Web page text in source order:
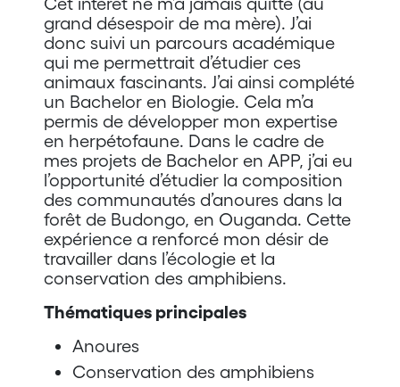
grand désespoir de ma mère). J’ai
donc suivi un parcours académique
qui me permettrait d’étudier ces
animaux fascinants. J’ai ainsi complété
un Bachelor en Biologie. Cela m’a
permis de développer mon expertise
en herpétofaune. Dans le cadre de
mes projets de Bachelor en APP, j’ai eu
l’opportunité d’étudier la composition
des communautés d’anoures dans la
forêt de Budongo, en Ouganda. Cette
expérience a renforcé mon désir de
travailler dans l’écologie et la
conservation des amphibiens.
Thématiques principales
Anoures
Conservation des amphibiens